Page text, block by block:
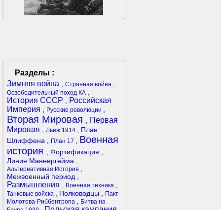
Разделы :
Зимняя война
Странная война
Освободительный поход КА
История СССР
Российская
Империя
Русские революции
Вторая Мировая
Первая
Мировая
Льеж 1914
План
Шлиффена
План 17
Военная
история
Фортификация
Линия Маннергейма
Альтернативная История
Межвоенный период
Размышления Военная техника
Танковые войска Полководцы
Пакт
Молотова-Риббентропа
Битва на